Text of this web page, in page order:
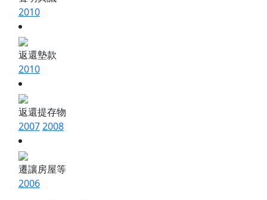
2010
返還墊款
2010
返還提存物
20072008
遷讓房屋等
2006